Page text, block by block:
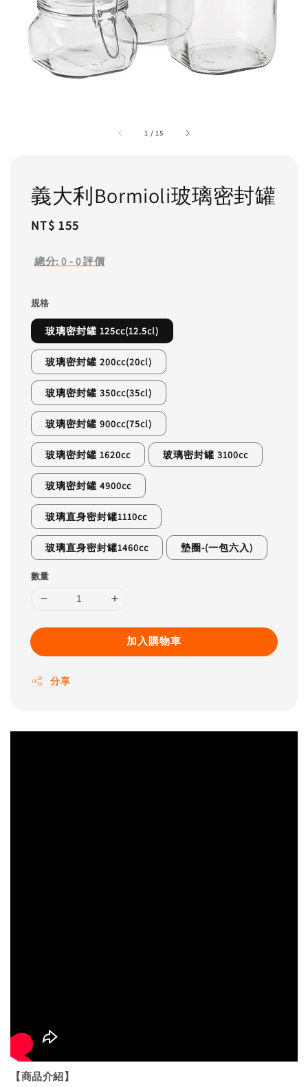
1 / 15
義大利Bormioli玻璃密封罐
Regular
NT$ 155
總分:0 - 0評價
規格
玻璃密封罐 125cc(12.5cl)
玻璃密封罐 200cc(20cl)
玻璃密封罐 350cc(35cl)
玻璃密封罐 900cc(75cl)
玻璃密封罐 1620cc 玻璃密封罐 3100cc
玻璃密封罐 4900cc
玻璃直身密封罐1110cc
玻璃直身密封罐1460cc 墊圈-(一包六入)
數量
加入購物車
分享
【商品介紹】